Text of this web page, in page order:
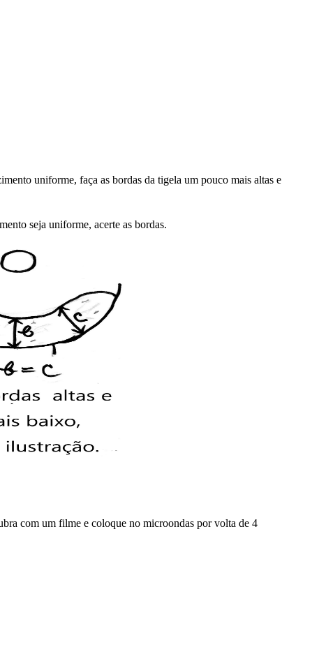
uniforme, faça as bordas da tigela um pouco mais altas e
seja uniforme, acerte as bordas.
com um filme e coloque no microondas por volta de 4